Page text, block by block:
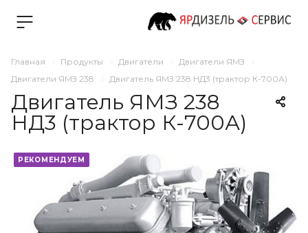
Главная Продукты Двигатели
Двигатели ЯМЗ
Двигатели ЯМЗ 238
Двигатель ЯМЗ 238 НД3 (трактор К-700А)
Двигатель ЯМЗ 238
НД3 (трактор К-700А)
РЕКОМЕНДУЕМ